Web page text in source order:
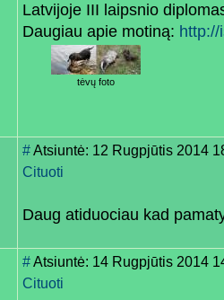
Latvijoje III laipsnio
Daugiau apie motiną:
tėvų foto
#Atsiuntė: 12 Rugpjūtis 2014
Cituoti
Daug atiduociau kad
#Atsiuntė: 14 Rugpjūtis 2014
Cituoti